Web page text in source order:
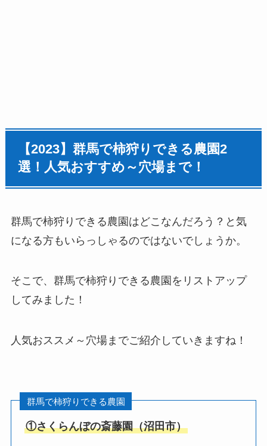
【2023】群馬で柿狩りできる農園2
選！人気おすすめ～穴場まで！
群馬で柿狩りできる農園はどこなんだろう？と気
になる方もいらっしゃるのではないでしょうか。
そこで、群馬で柿狩りできる農園をリストアップ
してみました！
人気おススメ～穴場までご紹介していきますね！
群馬で柿狩りできる農園
①さくらんぼの斎藤園（沼田市）